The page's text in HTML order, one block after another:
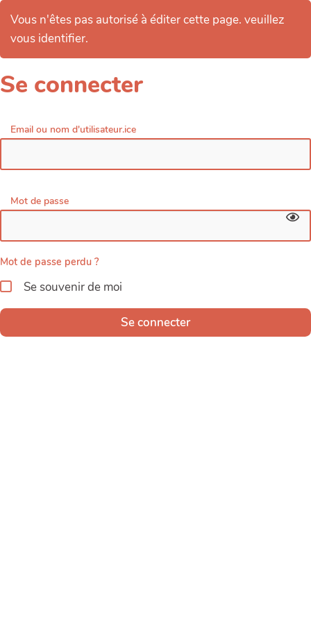
Vous n'êtes pas autorisé à éditer cette page. veuillez
vous identifier.
Se connecter
Email ou nom d'utilisateur.ice
Mot de passe
Mot de passe perdu ?
Se souvenir de moi
Se connecter